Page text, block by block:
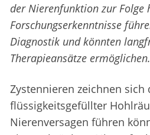
der Nierenfunktion zur Folge
Forschungserkenntnisse
Diagnostik und könnten
Therapieansätze ermöglichen.
Zystennieren zeichnen
flüssigkeitsgefüllter
Nierenversagen führen